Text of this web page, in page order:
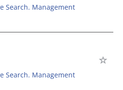
Search. Management
Search. Management